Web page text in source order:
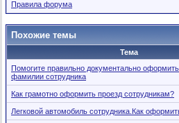
Правила форума
Похожие темы
Тема
Помогите правильно документально
фамилии сотрудника
Как грамотно оформить проезд сотрудникам?
Легковой автомобиль сотрудника.Как